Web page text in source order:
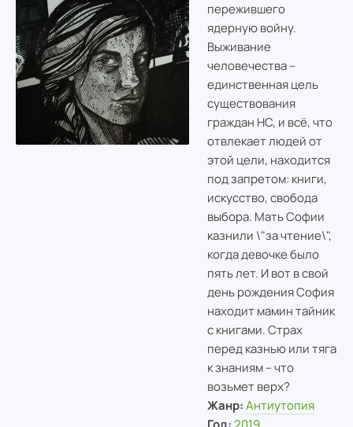
пережившего
ядерную войну.
Выживание
человечества –
единственная цель
существования
граждан НС, и всё, что
отвлекает людей от
этой цели, находится
под запретом: книги,
искусство, свобода
выбора. Мать Софии
казнили \"зa чтение\",
когда девочке было
пять лет. И вот в свой
день рождения София
находит мамин тайник
с книгами. Страх
перед казнью или тяга
к знаниям – что
возьмет верх?
Жанр: Антиутопия